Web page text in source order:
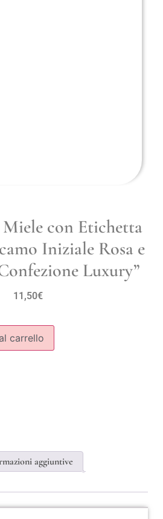
con Etichetta
Iniziale Rosa e
Luxury”
11,50€
carrello
aggiuntive